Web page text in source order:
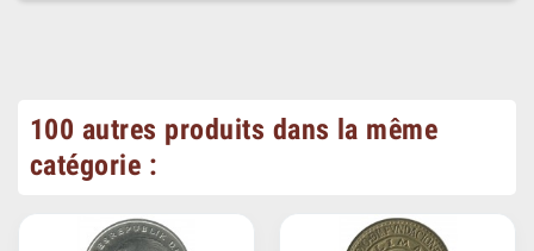
100 autres produits dans la même
catégorie :